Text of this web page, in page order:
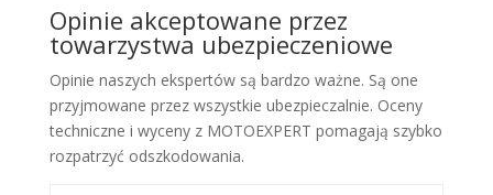
Opinie akceptowane przez
towarzystwa ubezpieczeniowe
Opinie naszych ekspertów są bardzo ważne. Są one
przyjmowane przez wszystkie ubezpieczalnie. Oceny
techniczne i wyceny z MOTOEXPERT pomagają szybko
rozpatrzyć odszkodowania.